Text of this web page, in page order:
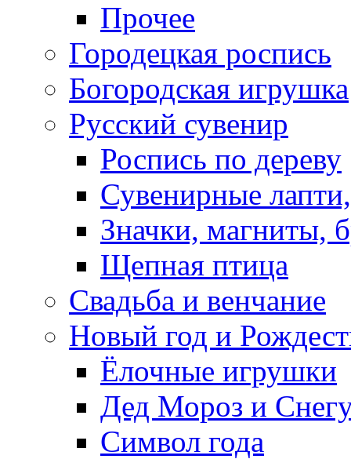
Прочее
Городецкая роспись
Богородская игрушка
Русский сувенир
Роспись по дереву
Сувенирные
Значки, магниты,
Щепная птица
Свадьба и венчание
Новый год и
Ёлочные игрушки
Дед Мороз и
Символ года